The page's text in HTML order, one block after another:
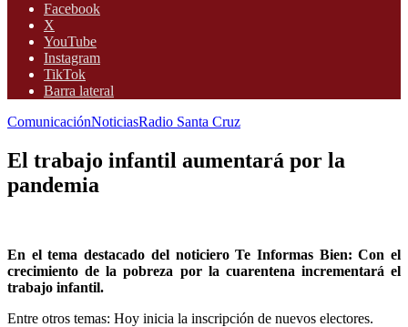
Facebook
X
YouTube
Instagram
TikTok
Barra lateral
ComunicaciónNoticiasRadio Santa Cruz
El trabajo infantil aumentará por la
pandemia
En el tema destacado del noticiero Te Informas Bien: Con el
crecimiento de la pobreza por la cuarentena incrementará el
trabajo infantil.
Entre otros temas: Hoy inicia la inscripción de nuevos electores.